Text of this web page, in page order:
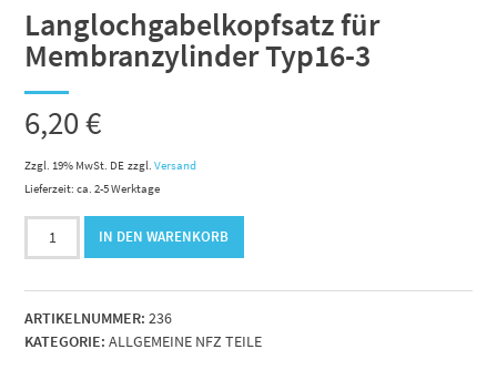
Langlochgabelkopfsatz für
Membranzylinder Typ16-3
6,20€
Zzgl. 19% MwSt. DE zzgl.Versand
Lieferzeit: ca. 2-5 Werktage
Langlochgabelkopfsatz
Typ16-
3
Menge
IN DEN WARENKORB
ARTIKELNUMMER: 236
KATEGORIE: ALLGEMEINE NFZ TEILE